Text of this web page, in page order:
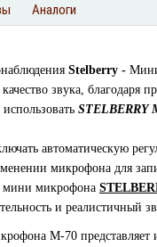
Аналоги
Stelberry -
звука, благодаря
STELBERRY
автоматическую
микрофона для
мини микрофона
и реалистичный
M-70